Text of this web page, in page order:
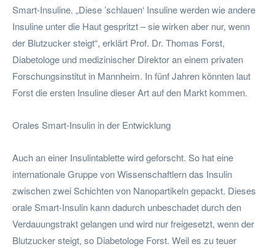
Smart-Insuline. „Diese ’schlauen‘ Insuline werden wie andere
Insuline unter die Haut gespritzt – sie wirken aber nur, wenn
der Blutzucker steigt“, erklärt Prof. Dr. Thomas Forst,
Diabetologe und medizinischer Direktor an einem privaten
Forschungsinstitut in Mannheim. In fünf Jahren könnten laut
Forst die ersten Insuline dieser Art auf den Markt kommen.
Orales Smart-Insulin in der Entwicklung
Auch an einer Insulintablette wird geforscht. So hat eine
internationale Gruppe von Wissenschaftlern das Insulin
zwischen zwei Schichten von Nanopartikeln gepackt. Dieses
orale Smart-Insulin kann dadurch unbeschadet durch den
Verdauungstrakt gelangen und wird nur freigesetzt, wenn der
Blutzucker steigt, so Diabetologe Forst. Weil es zu teuer